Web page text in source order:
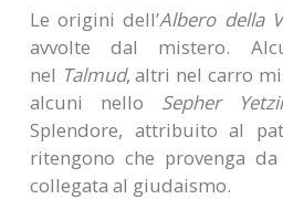
Le origini dell’Albero della
avvolte dal mistero.
nel Talmud, altri nel carro
alcuni nello Sepher
Splendore, attribuito al
ritengono che provenga
collegata al giudaismo.